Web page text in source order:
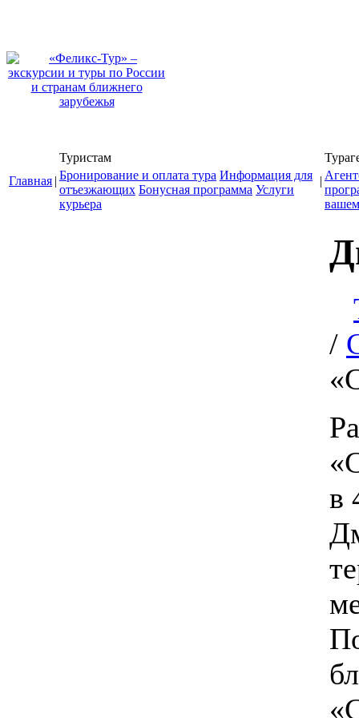
Главная |
Туристам
Бронирование и оплата тура Информация для
отъезжающих Бонусная программа Услуги
курьера
|
/
в